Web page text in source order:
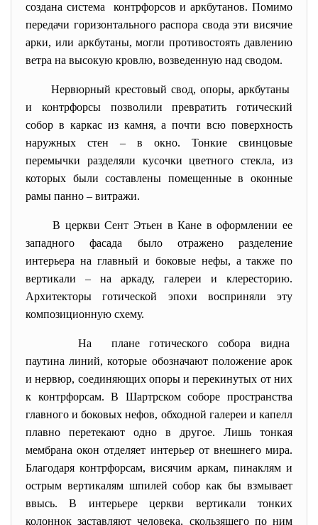
создана система контрфорсов и аркбутанов. Помимо
передачи горизонтального распора свода эти висячие
арки, или аркбутаны, могли противостоять давлению
ветра на высокую кровлю, возведенную над сводом.
Нервюрный крестовый свод, опоры, аркбутаны
и контрфорсы позволили превратить готический
собор в каркас из камня, а почти всю поверхность
наружных стен – в окно. Тонкие свинцовые
перемычки разделяли кусочки цветного стекла, из
которых были составлены помещенные в оконные
рамы панно – витражи.
В церкви Сент Этьен в Кане в оформлении ее
западного фасада было отражено разделение
интерьера на главный и боковые нефы, а также по
вертикали – на аркаду, галереи и клересторию.
Архитекторы готической эпохи восприняли эту
композиционную схему.
На плане готического собора видна
паутина линий, которые обозначают положение арок
и нервюр, соединяющих опоры и перекинутых от них
к контрфорсам. В Шартрском соборе пространства
главного и боковых нефов, обходной галереи и капелл
плавно перетекают одно в другое. Лишь тонкая
мембрана окон отделяет интерьер от внешнего мира.
Благодаря контрфорсам, висячим аркам, пинаклям и
острым вертикалям шпилей собор как бы взмывает
ввысь. В интерьере церкви вертикали тонких
колоннок заставляют человека, скользящего по ним